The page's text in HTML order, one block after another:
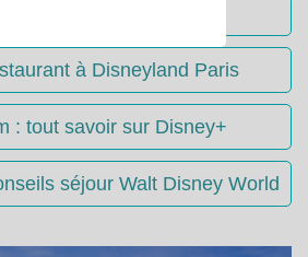
Disneyland Paris
à Disneyland Paris
: tout savoir sur Disney+
séjour Walt Disney World